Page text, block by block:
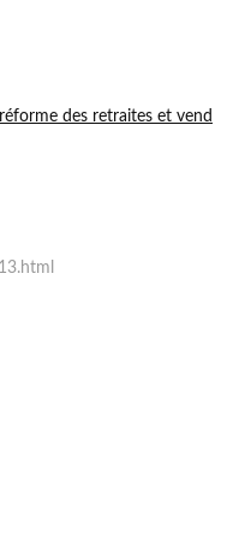
des retraites et vend